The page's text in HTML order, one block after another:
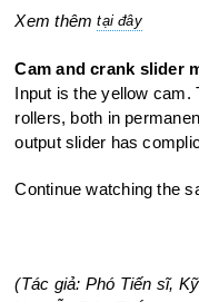
Xem thêmtại đây
Cam and crank slider
Input is the yellow cam.
rollers, both in
output slider has
Continue watching the
(Tác giả: Phó Tiến sĩ,